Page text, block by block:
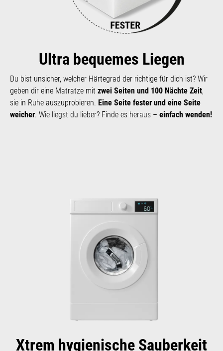
Ultra bequemes Liegen
Du bist unsicher, welcher Härte­grad der richtige für dich ist? Wir
geben dir eine Matratze mit zwei Seiten und 100 Nächte Zeit,
sie in Ruhe aus­zu­probieren. Eine Seite fester und eine Seite
weicher. Wie liegst du lieber? Finde es heraus – einfach wenden!
Xtrem hygienische Sauberkeit